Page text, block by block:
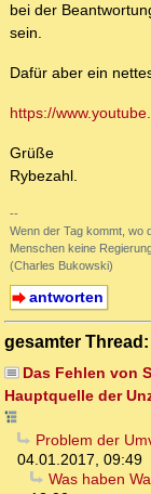
bei der
sein.
Dafür aber ein
https://
Grüße
Rybezahl.
--
Wenn der Tag kommt, wo
Menschen keine
(Charles Bukowski)
antworten
gesamter Thread:
Das Fehlen von
Hauptquelle der
Problem der
04.01.2017, 09:49
Was haben